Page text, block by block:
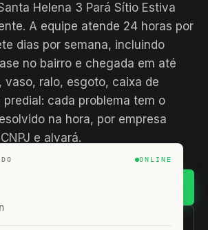
Helena 3 Pará Sítio Estiva
A equipe atende 24 horas por
dias por semana, incluindo
no bairro e chegada em até
vaso, ralo, esgoto, caixa de
cada problema tem o
na hora, por empresa
e alvará.
(11) 93407-8838
ONLINE